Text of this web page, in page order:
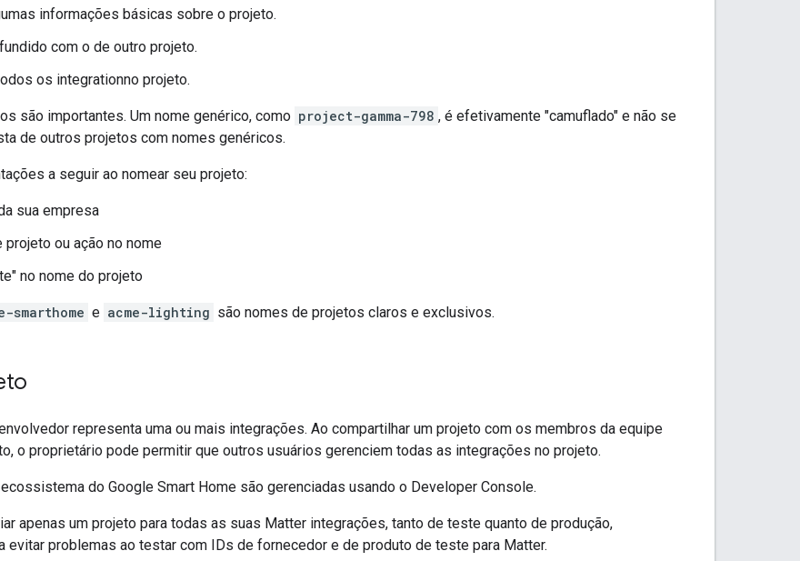
informações básicas sobre o projeto.
com o de outro projeto.
os integrationno projeto.
são importantes. Um nome genérico, como project-gamma-798 , é efetivamente "camuflado" e não se
de outros projetos com nomes genéricos.
a seguir ao nomear seu projeto:
sua empresa
projeto ou ação no nome
no nome do projeto
smarthome e acme-lighting são nomes de projetos claros e exclusivos.
representa uma ou mais integrações. Ao compartilhar um projeto com os membros da equipe
o proprietário pode permitir que outros usuários gerenciem todas as integrações no projeto.
ecossistema do Google Smart Home são gerenciadas usando o Developer Console.
apenas um projeto para todas as suas Matter integrações, tanto de teste quanto de produção,
evitar problemas ao testar com IDs de fornecedor e de produto de teste para Matter.